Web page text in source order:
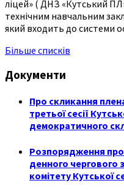
ліцей» ( ДНЗ «Кутський
технічним навчальним
який входить до системи
Більше списків
Документи
Про скликання
третьої сесії
демократичного
Розпорядження
денного чергового
комітету Кутської